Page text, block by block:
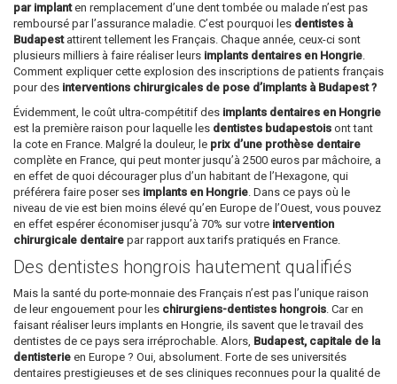
par implanten remplacement d’une dent tombée ou malade n’est pas
remboursé par l’assurance maladie. C’est pourquoi les dentistes à
Budapestattirent tellement les Français. Chaque année, ceux-ci sont
plusieurs milliers à faire réaliser leurs implants dentaires en Hongrie.
Comment expliquer cette explosion des inscriptions de patients français
pour des interventions chirurgicales de pose d’implants à Budapest ?
Évidemment, le coût ultra-compétitif des implants dentaires en Hongrie
est la première raison pour laquelle les dentistes budapestois ont tant
la cote en France. Malgré la douleur, le prix d’une prothèse dentaire
complète en France, qui peut monter jusqu’à 2500 euros par mâchoire, a
en effet de quoi décourager plus d’un habitant de l’Hexagone, qui
préférera faire poser ses implants en Hongrie. Dans ce pays où le
niveau de vie est bien moins élevé qu’en Europe de l’Ouest, vous pouvez
en effet espérer économiser jusqu’à 70% sur votre intervention
chirurgicale dentaire par rapport aux tarifs pratiqués en France.
Des dentistes hongrois hautement qualifiés
Mais la santé du porte-monnaie des Français n’est pas l’unique raison
de leur engouement pour les chirurgiens-dentistes hongrois. Car en
faisant réaliser leurs implants en Hongrie, ils savent que le travail des
dentistes de ce pays sera irréprochable. Alors, Budapest, capitale de la
dentisterie en Europe ? Oui, absolument. Forte de ses universités
dentaires prestigieuses et de ses cliniques reconnues pour la qualité de